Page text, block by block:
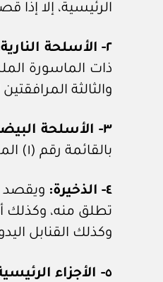
الرئيسية، إلا
٢- الأسلحة النارية:
ذات الماسورة
والثالثة
٣- الأسلحة البيضاء:
بالقائمة رقم (١) المرافقة، إلا ما يدخل من ذلك ضمن الزي العماني.
٤- الذخيرة:
ويقصد
تطلق منه، وكذلك
وكذلك القنابل
٥- الأجزاء الرئيسية للأسلحة النارية: